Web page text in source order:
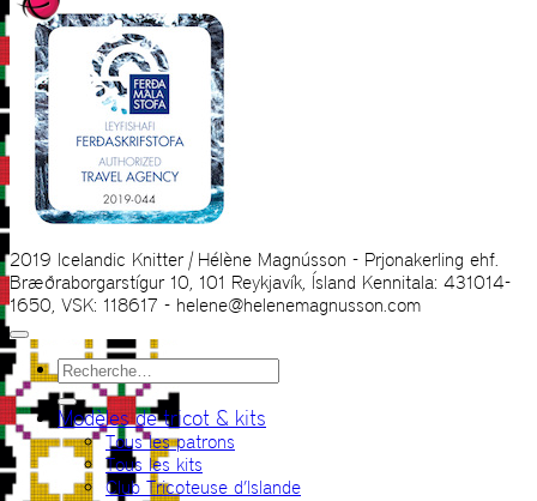
2019 Icelandic Knitter | Hélène Magnússon - Prjonakerling ehf.
Bræðraborgarstígur 10, 101 Reykjavík, Ísland Kennitala: 431014-
1650, VSK: 118617 - helene@helenemagnusson.com
Recherche
pour :
Modèles de tricot & kits
Tous les patrons
Tous les kits
Club Tricoteuse d’Islande